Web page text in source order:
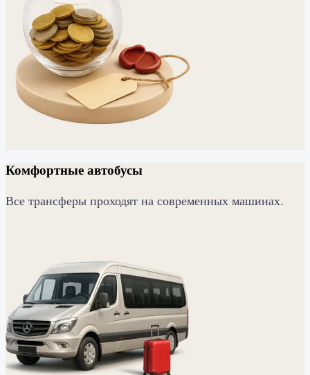
Комфортные автобусы
Все трансферы проходят на современных машинах.